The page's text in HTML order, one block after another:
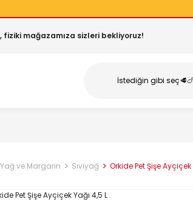
fiziki mağazamıza sizleri bekliyoruz!
Yağ ve Margarin Sıvıyağ Orkide Pet Şişe Ayçiçek